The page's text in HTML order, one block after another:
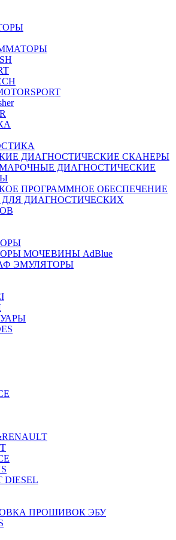
ДИАГНОСТИЧЕСКИЕ СКАНЕРЫ
ДИАГНОСТИЧЕСКИЕ
ПРОГРАММНОЕ ОБЕСПЕЧЕНИЕ
ДЛЯ ДИАГНОСТИЧЕСКИХ
МОЧЕВИНЫ АdBlue
ЭМУЛЯТОРЫ
DIESEL
ПРОШИВОК ЭБУ